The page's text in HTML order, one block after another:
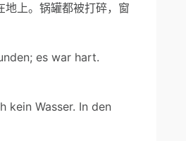
上。锅罐都被打碎，窗
es war hart.
Wasser. In den